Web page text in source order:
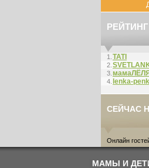
1. ТАТI
2.
3. мамаЛЁЛЯ
4. lenka-
СЕЙЧАС
Онлайн
МАМЫ И